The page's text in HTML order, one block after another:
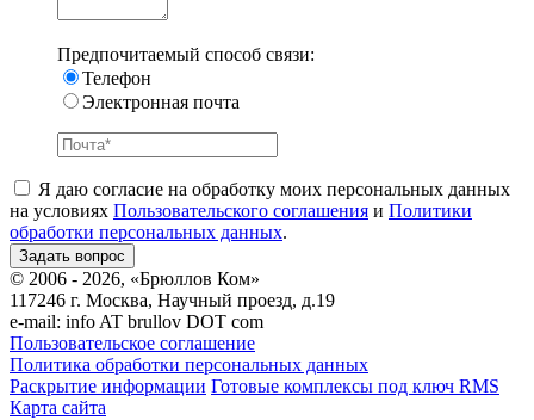
Предпочитаемый способ связи:
Телефон
Электронная почта
Я даю согласие на обработку моих персональных данных
на условиях Пользовательского соглашения и Политики
обработки персональных данных.
© 2006 - 2026, «Брюллов Ком»
117246 г. Москва, Научный проезд, д.19
e-mail: info AT brullov DOT com
Пользовательское соглашение
Политика обработки персональных данных
Раскрытие информации Готовые комплексы под ключ RMS
Карта сайта